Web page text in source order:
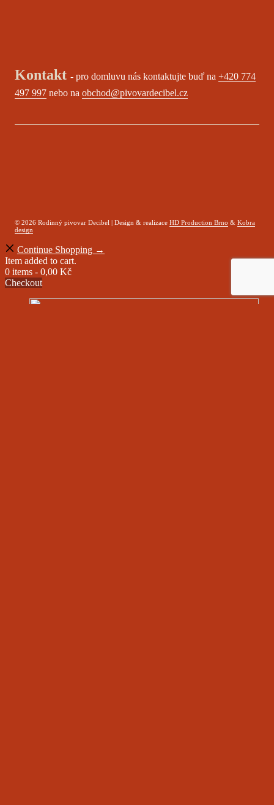
Kontakt - pro domluvu nás kontaktujte buď na +420 774
497 997 nebo na obchod@pivovardecibel.cz
© 2026 Rodinný pivovar Decibel | Design & realizace HD Production Brno & Kobra
design
Continue Shopping →
Item added to cart.
0 items - 0,00 Kč
Checkout